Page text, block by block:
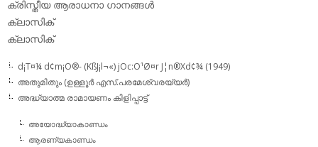
ക്രിസ്തീയ ആരാധനാ ഗാനങ്ങള്‍
ക്ലാസിക്‌
ക്ലാസിക്
d¡T¤¼ d¢m¡O®- (KßJ¡l¬«) jOc:O¹Ø¤r J¦n®Xd¢¾ (1949)
അതുമിതും (ഉള്ളൂര്‍ എസ്.പരമേശ്വരയ്യര്‍)
അദ്ധ്യാത്മ രാമായണം കിളിപ്പാട്ട്‌
അയോദ്ധ്യാകാണ്ഡം
ആരണ്യകാണ്ഡം